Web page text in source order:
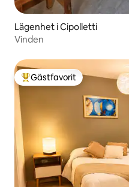
Lägenhet i Cipolletti
Vinden
Populär gästfavorit
Gästfavorit